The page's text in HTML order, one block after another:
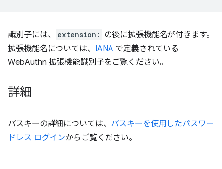
識別子には、 extension:
の後に拡張機能名が付きます。
拡張機能名については、 IANA で定義されている
WebAuthn 拡張機能識別子をご覧ください。
詳細
パスキーの詳細については、 パスキーを使用したパスワー
ドレス ログインからご覧ください。